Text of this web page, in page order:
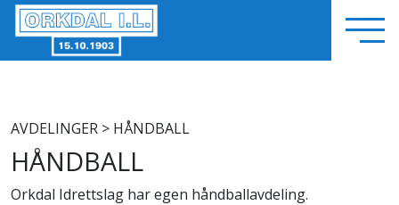
AVDELINGER > HÅNDBALL
HÅNDBALL
Orkdal Idrettslag har egen håndballavdeling.